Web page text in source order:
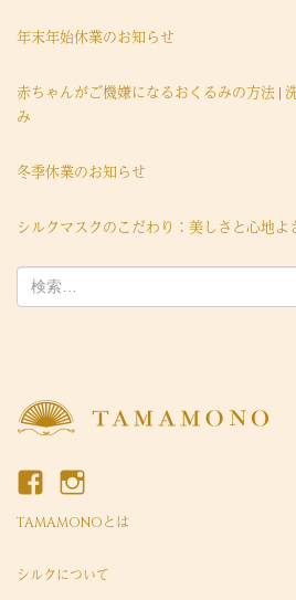
年末年始休業のお知らせ
赤ちゃんがご機嫌になるおくるみの方法 |
み
冬季休業のお知らせ
シルクマスクのこだわり：美しさと心地よ
索:
TAMAMONOとは
シルクについて